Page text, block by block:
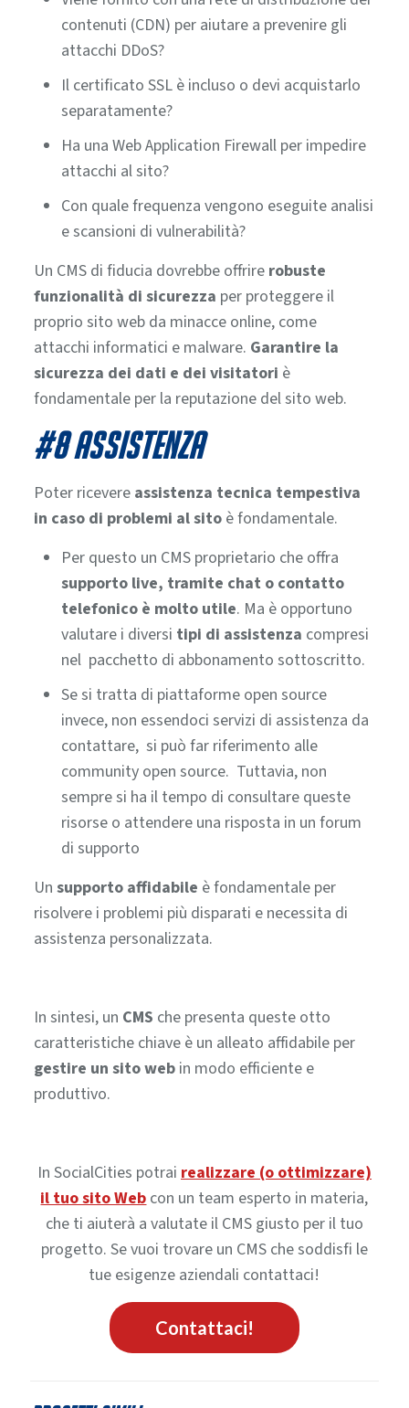
contenuti (CDN) per aiutare a prevenire gli
attacchi DDoS?
Il certificato SSL è incluso o devi acquistarlo
separatamente?
Ha una Web Application Firewall per impedire
attacchi al sito?
Con quale frequenza vengono eseguite analisi
e scansioni di vulnerabilità?
Un CMS di fiducia dovrebbe offrirerobuste
funzionalità di sicurezza per proteggere il
proprio sito web da minacce online, come
attacchi informatici e malware. Garantire la
sicurezza dei dati e dei visitatori è
fondamentale per la reputazione del sito web.
#8 ASSISTENZA
Poter ricevere assistenza tecnica tempestiva
in caso di problemi al sitoè fondamentale.
Per questo un CMS proprietario che offra
supporto live, tramite chat o contatto
telefonico è molto utile. Ma è opportuno
valutare i diversi tipi di assistenza compresi
nel pacchetto di abbonamento sottoscritto.
Se si tratta di piattaforme open source
invece, non essendoci servizi di assistenza da
contattare, si può far riferimento alle
community open source. Tuttavia, non
sempre si ha il tempo di consultare queste
risorse o attendere una risposta in un forum
di supporto
Un supporto affidabile è fondamentale per
risolvere i problemi più disparati e necessita di
assistenza personalizzata.
In sintesi, un CMS che presenta queste otto
caratteristiche chiave è un alleato affidabile per
gestire un sito web in modo efficiente e
produttivo.
In SocialCities potrai realizzare (o ottimizzare)
il tuo sito Webcon un team esperto in materia,
che ti aiuterà a valutate il CMS giusto per il tuo
progetto. Se vuoi trovare un CMS che soddisfi le
tue esigenze aziendali contattaci!
Contattaci!